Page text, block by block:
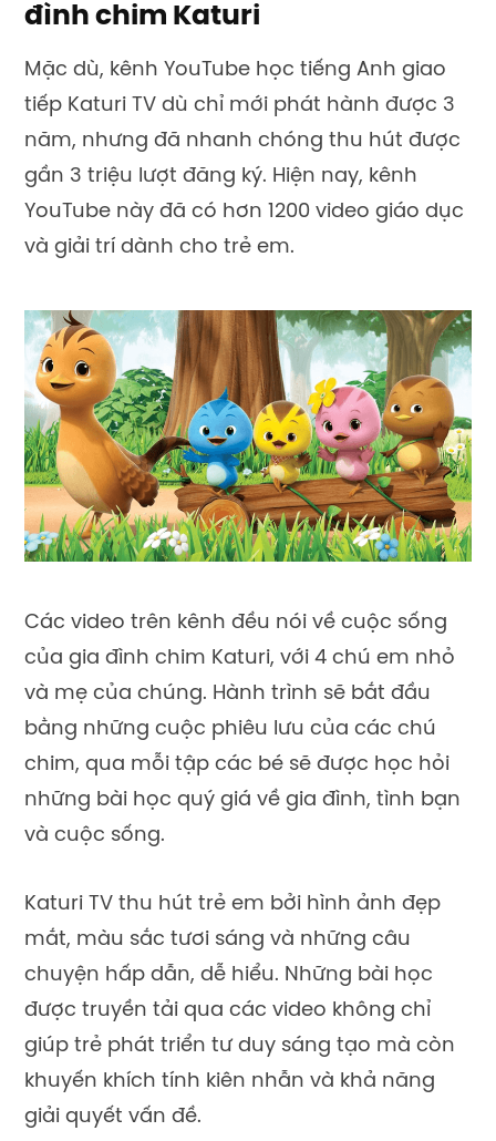
đình chim Katuri
Mặc dù, kênh YouTube học tiếng Anh giao
tiếp Katuri TV dù chỉ mới phát hành được 3
năm, nhưng đã nhanh chóng thu hút được
gần 3 triệu lượt đăng ký. Hiện nay, kênh
YouTube này đã có hơn 1200 video giáo dục
và giải trí dành cho trẻ em.
Các video trên kênh đều nói về cuộc sống
của gia đình chim Katuri, với 4 chú em nhỏ
và mẹ của chúng. Hành trình sẽ bắt đầu
bằng những cuộc phiêu lưu của các chú
chim, qua mỗi tập các bé sẽ được học hỏi
những bài học quý giá về gia đình, tình bạn
và cuộc sống.
Katuri TV thu hút trẻ em bởi hình ảnh đẹp
mắt, màu sắc tươi sáng và những câu
chuyện hấp dẫn, dễ hiểu. Những bài học
được truyền tải qua các video không chỉ
giúp trẻ phát triển tư duy sáng tạo mà còn
khuyến khích tính kiên nhẫn và khả năng
giải quyết vấn đề.